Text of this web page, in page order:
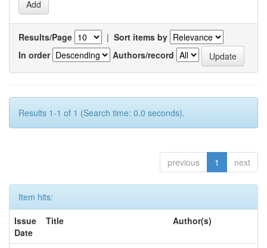
Results/Page | Sort items by
In order
Authors/record
Results 1-1 of 1 (Search time: 0.0 seconds).
previous 1 next
Item hits:
Issue
Date
Title Author(s)